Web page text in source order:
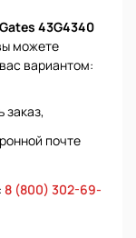
43G4340
можете
вариантом:
заказ,
почте
8 (800) 302-69-